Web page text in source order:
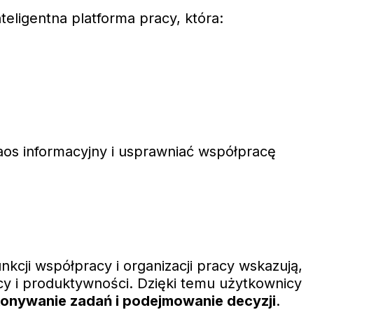
platforma pracy, która:
informacyjny i usprawniać współpracę
współpracy i organizacji pracy wskazują,
i produktywności. Dzięki temu użytkownicy
zadań i podejmowanie decyzji.